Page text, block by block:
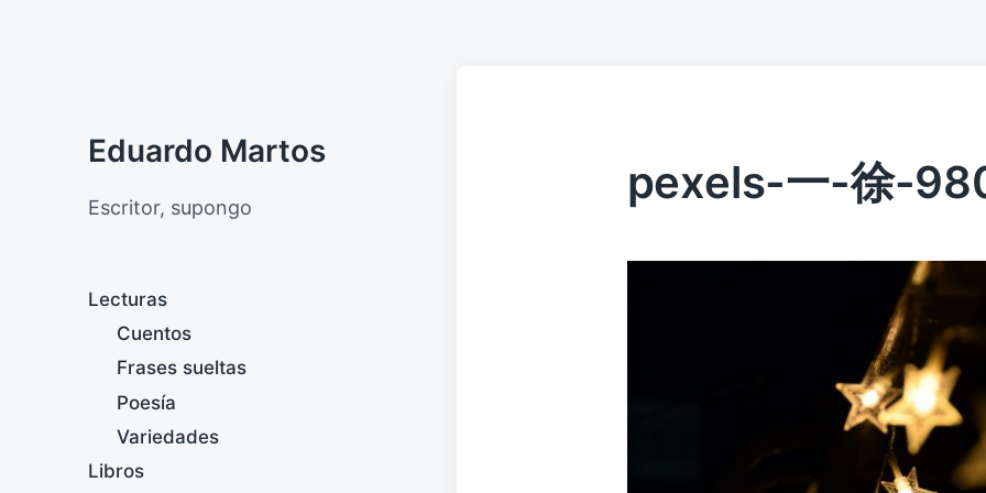
Eduardo Martos
Escritor, supongo
Lecturas
Cuentos
Frases sueltas
Poesía
Variedades
Libros
pexels-一-徐-